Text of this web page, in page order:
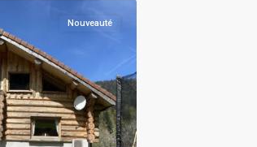
Nouveauté